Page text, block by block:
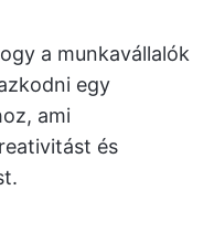
a munkavállalók
egy
ami
és